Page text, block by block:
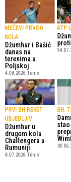
MEČEVI PRVOG
KOLA
Džumhur i Bašić
danas na
terenima u
Poljskoj
4.08.2026. Tenis
ATP
PRVI BH REKET
UBJEDLJIV
Džumhur u
drugom kolu
Challengera u
Rumuniji
8.07.2026. Tenis
BH.